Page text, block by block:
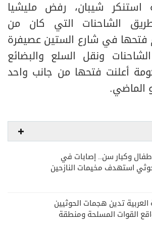
استنكر شيبان، رفض مليشيا
الشاحنات التي كان من
فتحها في شارع الستين عصيفرة
ونقل السلع والبضائع
أعلنت فتحها من جانب واحد
وكبار سن.. إصابات في
استهدف مخيمات النازحين
العربية تدين هجمات الحوثيين
القوات المسلحة ومنطقة